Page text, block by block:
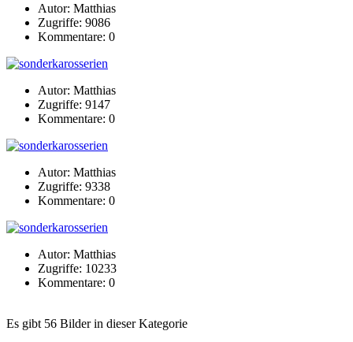
Autor: Matthias
Zugriffe: 9086
Kommentare: 0
Autor: Matthias
Zugriffe: 9147
Kommentare: 0
Autor: Matthias
Zugriffe: 9338
Kommentare: 0
Autor: Matthias
Zugriffe: 10233
Kommentare: 0
Es gibt 56 Bilder in dieser Kategorie